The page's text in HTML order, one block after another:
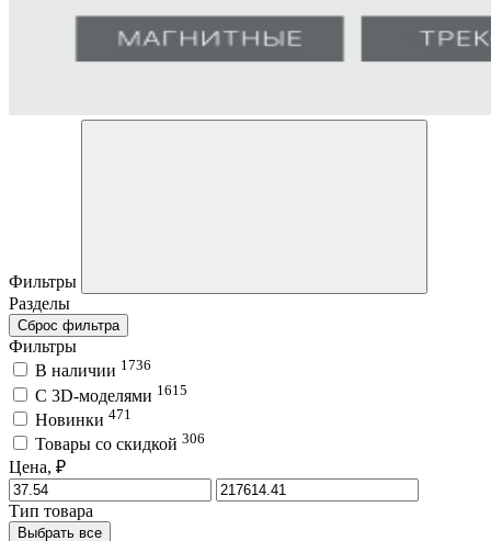
Фильтры
Разделы
Сброс фильтра
Фильтры
В наличии 1736
C 3D-моделями 1615
Новинки 471
Товары со скидкой 306
Цена, ₽
Тип товара
Выбрать все